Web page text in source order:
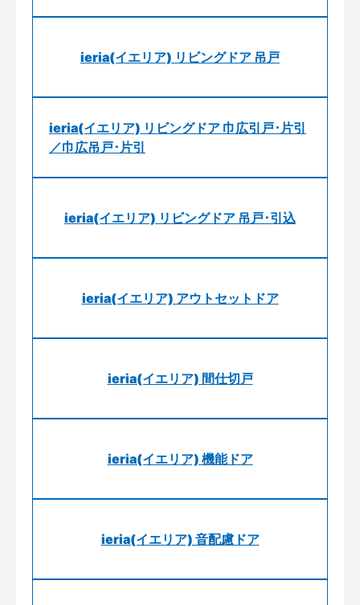
ieria(イエリア) リビングドア 吊戸
ieria(イエリア) リビングドア 巾広引戸･片引
／巾広吊戸･片引
ieria(イエリア) リビングドア 吊戸･引込
ieria(イエリア) アウトセットドア
ieria(イエリア) 間仕切戸
ieria(イエリア) 機能ドア
ieria(イエリア) 音配慮ドア